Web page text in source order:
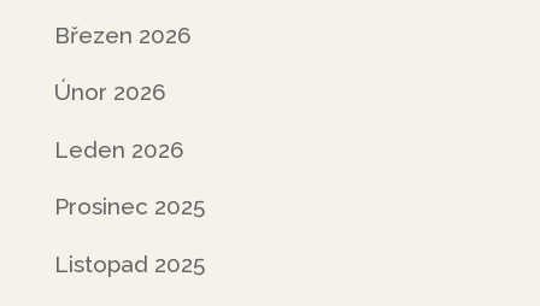
Březen 2026
Únor 2026
Leden 2026
Prosinec 2025
Listopad 2025